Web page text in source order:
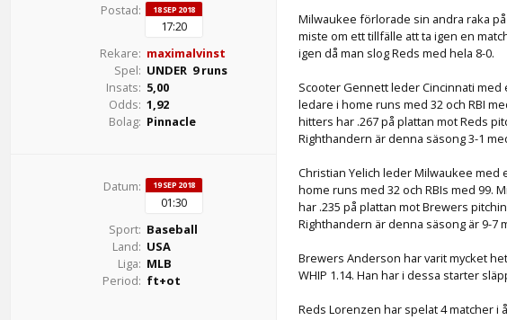
Milwaukee förlorade sin andra raka
miste om ett tillfälle att ta igen en
igen då man slog Reds med hela 8-0.
Scooter Gennett leder Cincinnati med
ledare i home runs med 32 och RBI
hitters har .267 på plattan mot Reds
Righthandern är denna säsong 3-1
Christian Yelich leder Milwaukee med
home runs med 32 och RBIs med 99.
har .235 på plattan mot Brewers
Righthandern är denna säsong är 9-7
Brewers Anderson har varit mycket
WHIP 1.14. Han har i dessa starter
Reds Lorenzen har spelat 4 matcher i
Postad: 18 SEP 2018
17:20
Rekare: maximalvinst
Spel: UNDER 9 runs
Insats: 5,00
Odds: 1,92
Bolag: Pinnacle
Datum: 19 SEP 2018
01:30
Sport: Baseball
Land: USA
Liga: MLB
Period: ft+ot